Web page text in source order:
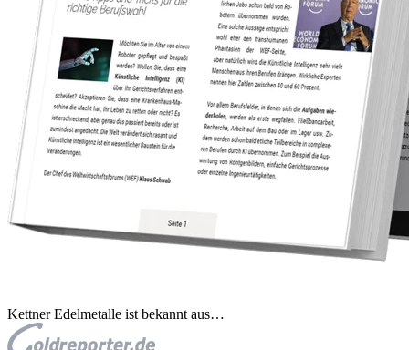
Kettner Edelmetalle ist bekannt aus…